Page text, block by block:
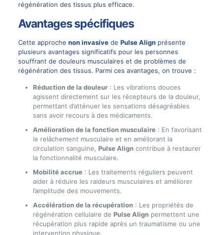
régénération des tissus plus efficace.
Avantages spécifiques
Cette approche non invasivede Pulse Alignprésente
plusieurs avantages significatifs pour les personnes
souffrant de douleurs musculaires et de problèmes de
régénération des tissus. Parmi ces avantages, on trouve :
Réduction de la douleur: Les vibrations douces
agissent directement sur les récepteurs de la douleur,
permettant d’atténuer les sensations désagréables
sans avoir recours à des médicaments.
Amélioration de la fonction musculaire: En favorisant
le relâchement musculaire et en améliorant la
circulation sanguine, Pulse Aligncontribue à restaurer
la fonctionnalité musculaire.
Mobilité accrue: Les traitements réguliers peuvent
aider à réduire les raideurs musculaires et améliorer
l’amplitude des mouvements.
Accélération de la récupération: Les propriétés de
régénération cellulaire de Pulse Alignpermettent une
récupération plus rapide après un traumatisme ou une
intervention physique.